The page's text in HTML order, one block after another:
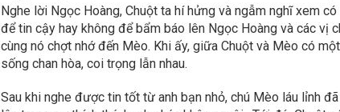
Nghe lời Ngọc Hoàng, Chuột ta hí hửng và ngẫm nghĩ xem
để tin cậy hay không để bẩm báo lên Ngọc Hoàng và các vị
cùng nó chợt nhớ đến Mèo. Khi ấy, giữa Chuột và Mèo có
sống chan hòa, coi trọng lẫn nhau.
Sau khi nghe được tin tốt từ anh bạn nhỏ, chú Mèo láu lỉnh